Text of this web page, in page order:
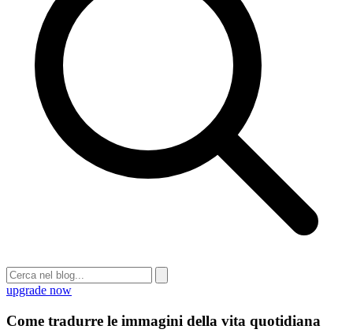
upgrade now
Come tradurre le immagini della vita quotidiana